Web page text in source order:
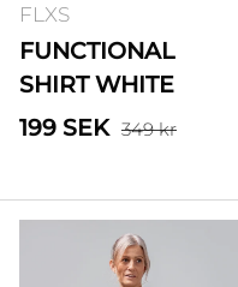
FLXS
FUNCTIONAL
SHIRT WHITE
Försäljningspris
199 SEK Standardpris
349 kr